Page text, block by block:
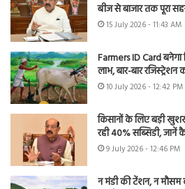
बीज से बाजार तक पूरा
15 July 2026 - 11:43 AM
Farmers ID Card बनेगा
लाभ, बार-बार
10 July 2026 - 12:42 PM
किसानों के लिए बड़ी
रही 40% सब्सिडी, जानें
9 July 2026 - 12:46 PM
न मंडी की टेंशन, न